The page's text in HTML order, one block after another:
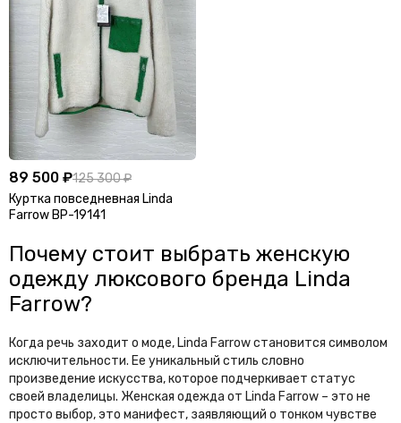
89 500 ₽125 300 ₽
Куртка повседневная Linda
Farrow BP-19141
Почему стоит выбрать женскую
одежду люксового бренда Linda
Farrow?
Когда речь заходит о моде, Linda Farrow становится символом
исключительности. Ее уникальный стиль словно
произведение искусства, которое подчеркивает статус
своей владелицы. Женская одежда от Linda Farrow – это не
просто выбор, это манифест, заявляющий о тонком чувстве